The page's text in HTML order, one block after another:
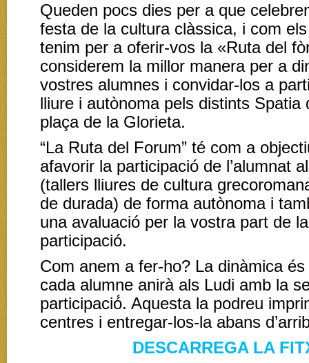
Queden pocs dies per a que
festa de la cultura clàssica, i com
tenim per a oferir-vos la «Ruta del
considerem la millor manera per a
vostres alumnes i convidar-los a
lliure i autònoma pels distints Spatia
plaça de la Glorieta.
“La Ruta del Forum” té com a
afavorir la participació de l’alumnat
(tallers lliures de cultura
de durada) de forma autònoma i
una avaluació per la vostra part de
participació.
Com anem a fer-ho? La dinàmica
cada alumne anirà als Ludi amb la
participació́. Aquesta la podreu
centres i entregar-los-la abans
DESCARREGA LA